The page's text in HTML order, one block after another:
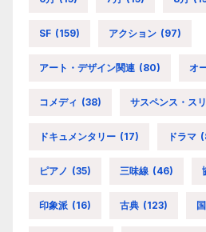
SF (159) アクション (97)
アート・デザイン関連 (80) オ
コメディ (38) サスペンス・ス
ドキュメンタリー (17) ドラマ
ピアノ (35) 三味線 (46)
印象派 (16) 古典 (123)